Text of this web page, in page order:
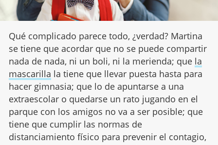
Qué complicado parece todo, ¿verdad? Martina
se tiene que acordar que no se puede compartir
nada de nada, ni un boli, ni la merienda; que la
mascarilla la tiene que llevar puesta hasta para
hacer gimnasia; que lo de apuntarse a una
extraescolar o quedarse un rato jugando en el
parque con los amigos no va a ser posible; que
tiene que cumplir las normas de
distanciamiento físico para prevenir el contagio,